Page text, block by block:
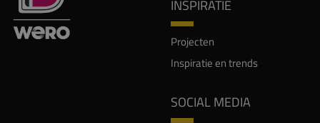
Inspiratie en trends
SOCIAL MEDIA